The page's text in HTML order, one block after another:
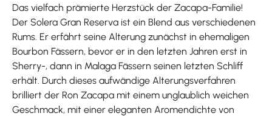
Das vielfach prämierte Herzstück der Zacapa-Familie!
Der Solera Gran Reserva ist ein Blend aus verschiedenen
Rums. Er erfährt seine Alterung zunächst in ehemaligen
Bourbon Fässern, bevor er in den letzten Jahren erst in
Sherry-, dann in Malaga Fässern seinen letzten Schliff
erhält. Durch dieses aufwändige Alterungsverfahren
brilliert der Ron Zacapa mit einem unglaublich weichen
Geschmack, mit einer eleganten Aromendichte von